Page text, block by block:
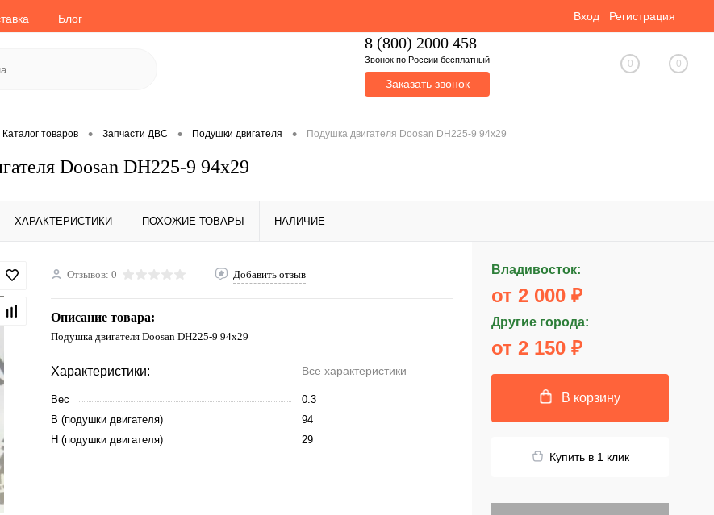
Блог Вход Регистрация
8 (800) 2000 458
Звонок по России бесплатный
Заказать звонок
0 0
Каталог товаров • Запчасти ДВС • Подушки двигателя • Подушка двигателя Doosan DH225-9 94x29
Doosan DH225-9 94x29
ХАРАКТЕРИСТИКИ ПОХОЖИЕ ТОВАРЫ НАЛИЧИЕ
Отзывов: 0 Добавить отзыв
Описание товара:
Подушка двигателя Doosan DH225-9 94x29
Характеристики: Все характеристики
Вес
0.3
B (подушки двигателя)
94
H (подушки двигателя)
29
Владивосток:
от 2 000 ₽
Другие города:
от 2 150 ₽
В корзину
Купить в 1 клик